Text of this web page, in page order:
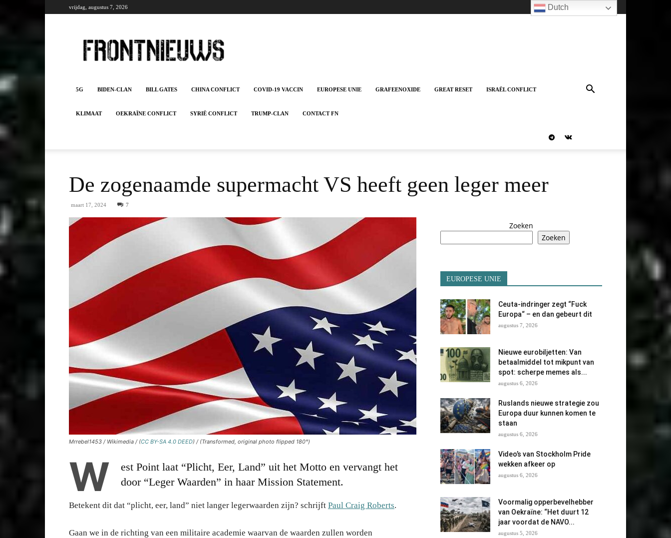
vrijdag, augustus 7, 2026
5G BIDEN-CLAN BILL GATES CHINA CONFLICT COVID-19 VACCIN EUROPESE UNIE GRAFEENOXIDE GREAT RESET ISRAËL CONFLICT
KLIMAAT OEKRAÏNE CONFLICT SYRIË CONFLICT TRUMP-CLAN CONTACT FN
De zogenaamde supermacht VS heeft geen leger meer
maart 17, 2024 7
Mrrebel1453 / Wikimedia / (CC BY-SA 4.0 DEED) / (Transformed, original photo flipped 180°)
W
est Point laat “Plicht, Eer, Land” uit het Motto en vervangt het
door “Leger Waarden” in haar Mission Statement.
Betekent dit dat “plicht, eer, land” niet langer legerwaarden zijn? schrijft Paul Craig Roberts.
Gaan we in de richting van een militaire academie waarvan de waarden zullen worden
Zoeken
Zoeken
EUROPESE UNIE
Ceuta-indringer zegt “Fuck
Europa“ – en dan gebeurt dit
augustus 7, 2026
Nieuwe eurobiljetten: Van
betaalmiddel tot mikpunt van
spot: scherpe memes als...
augustus 6, 2026
Ruslands nieuwe strategie zou
Europa duur kunnen komen te
staan
augustus 6, 2026
Video’s van Stockholm Pride
wekken afkeer op
augustus 6, 2026
Voormalig opperbevelhebber
van Oekraïne: “Het duurt 12
jaar voordat de NAVO...
augustus 5, 2026
Dutch